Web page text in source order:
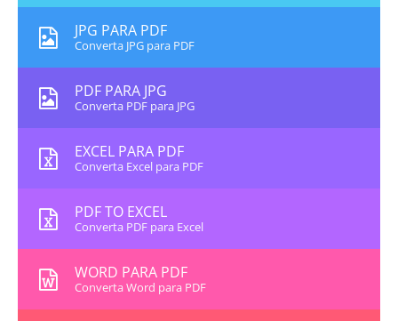
JPG PARA PDF
Converta JPG para PDF
PDF PARA JPG
Converta PDF para JPG
EXCEL PARA PDF
Converta Excel para PDF
PDF TO EXCEL
Converta PDF para Excel
WORD PARA PDF
Converta Word para PDF